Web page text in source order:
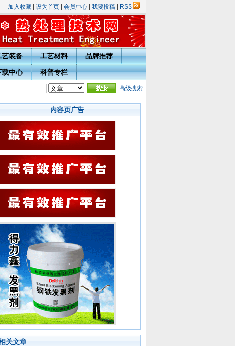
加入收藏 设为首页 会员中心 我要投稿 RSS
艺装备 工艺材料 品牌推荐
载中心 科普专栏
庆表彰评选活动的通知· 热处理技术网投稿指南 ·宁波市热处理学会会员入会须知
高级搜索
内容页广告
关文章